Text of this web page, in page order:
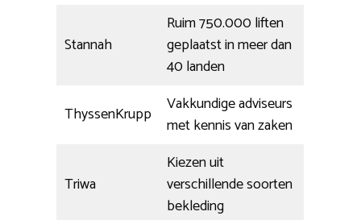
Stannah
Ruim 750.000 liften
geplaatst in meer dan
40 landen
ThyssenKrupp
Vakkundige adviseurs
met kennis van zaken
Triwa
Kiezen uit
verschillende soorten
bekleding